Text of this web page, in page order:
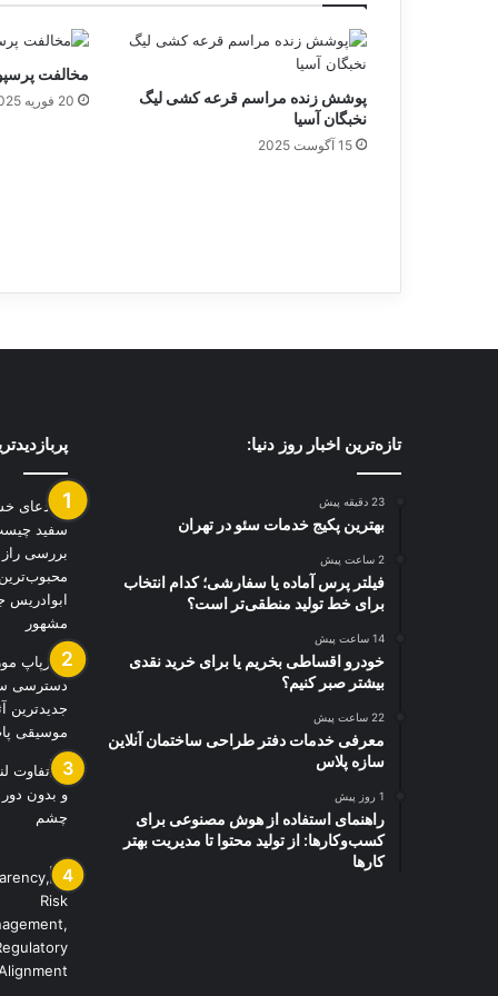
پوشش زنده مراسم قرعه کشی لیگ
نخبگان آسیا
15 آگوست 2025
مخالفت
20 فوریه 2025
تازه‌ترین اخبار روز دنیا:
23 دقیقه پیش
بهترین پکیج خدمات سئو در تهران
2 ساعت پیش
فیلتر پرس آماده یا سفارشی؛ کدام انتخاب
برای خط تولید منطقی‌تر است؟
14 ساعت پیش
خودرو اقساطی بخریم یا برای خرید نقدی
بیشتر صبر کنیم؟
22 ساعت پیش
معرفی خدمات دفتر طراحی ساختمان آنلاین
سازه پلاس
1 روز پیش
راهنمای استفاده از هوش مصنوعی برای
کسب‌وکارها: از تولید محتوا تا مدیریت بهتر
کارها